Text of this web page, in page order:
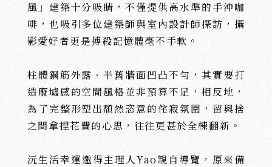
風」建築十分吸睛，不僅提供高水準的手沖咖
啡，也吸引多位建築師與室內設計師探訪，攝
影愛好者更是搏殺記憶體毫不手軟。
柱體鋼筋外露、半舊牆面凹凸不勻，其實要打
造廢墟感的空間風格並非預算不足，相反地，
為了完整形塑出頹然恣意的侘寂氛圍，留與捨
之間拿捏花費的心思，往往更甚於全棟翻新。
沅生活幸運邀得主理人Yao親自導覽，原來備